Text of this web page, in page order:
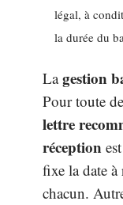
légal, à
la durée du
Lagestion
Pour toute
lettre
réception
fixe la date à
chacun.